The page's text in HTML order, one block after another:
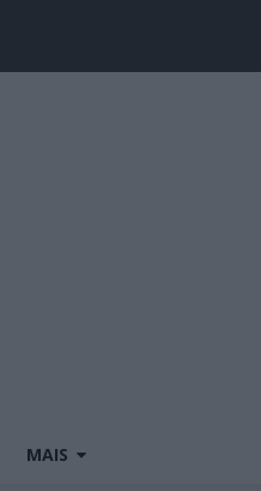
MAIS